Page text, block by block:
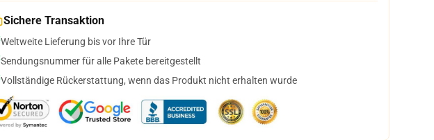
Sichere Transaktion
Weltweite Lieferung bis vor Ihre Tür
Sendungsnummer für alle Pakete bereitgestellt
Vollständige Rückerstattung, wenn das Produkt nicht erhalten wurde